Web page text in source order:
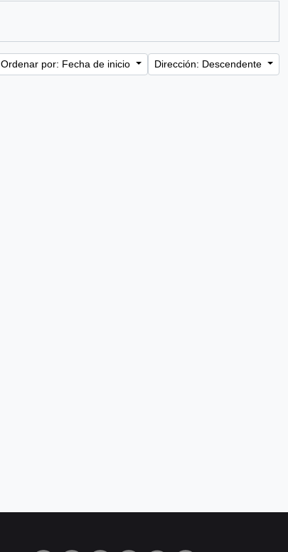
Ordenar por: Fecha de inicio Dirección: Descendente